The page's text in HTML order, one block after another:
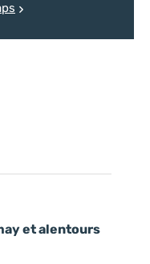
et alentours